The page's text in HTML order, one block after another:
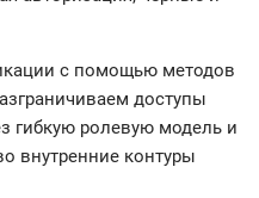
с помощью методов
доступы
гибкую ролевую модель и
внутренние контуры